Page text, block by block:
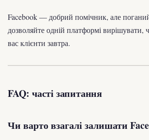
Facebook — добрий помічник, але
дозволяйте одній платформі вирішувати,
вас клієнти завтра.
FAQ: часті запитання
Чи варто взагалі залишати